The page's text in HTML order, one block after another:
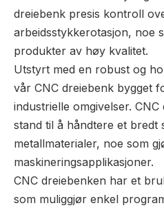
dreiebenk presis kontroll
arbeidsstykkerotasjon, noe
produkter av høy kvalitet.
Utstyrt med en robust og
vår CNC dreiebenk bygget
industrielle omgivelser.
stand til å håndtere et bredt
metallmaterialer, noe som
maskineringsapplikasjoner.
CNC dreiebenken har et
som muliggjør enkel